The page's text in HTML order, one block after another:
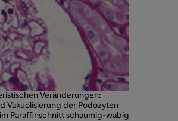
Veränderungen:
Vakuolisierung der Podozyten
Paraffinschnitt schaumig-­wabig